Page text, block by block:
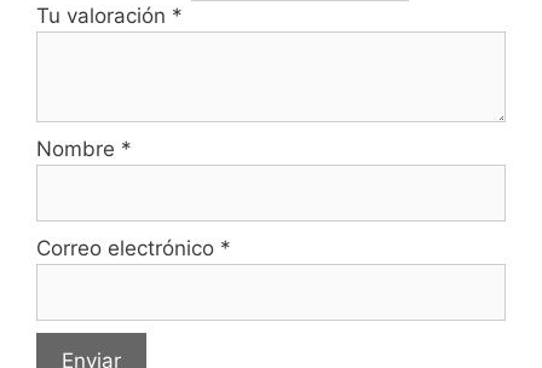
Tu valoración *
Nombre *
Correo electrónico *